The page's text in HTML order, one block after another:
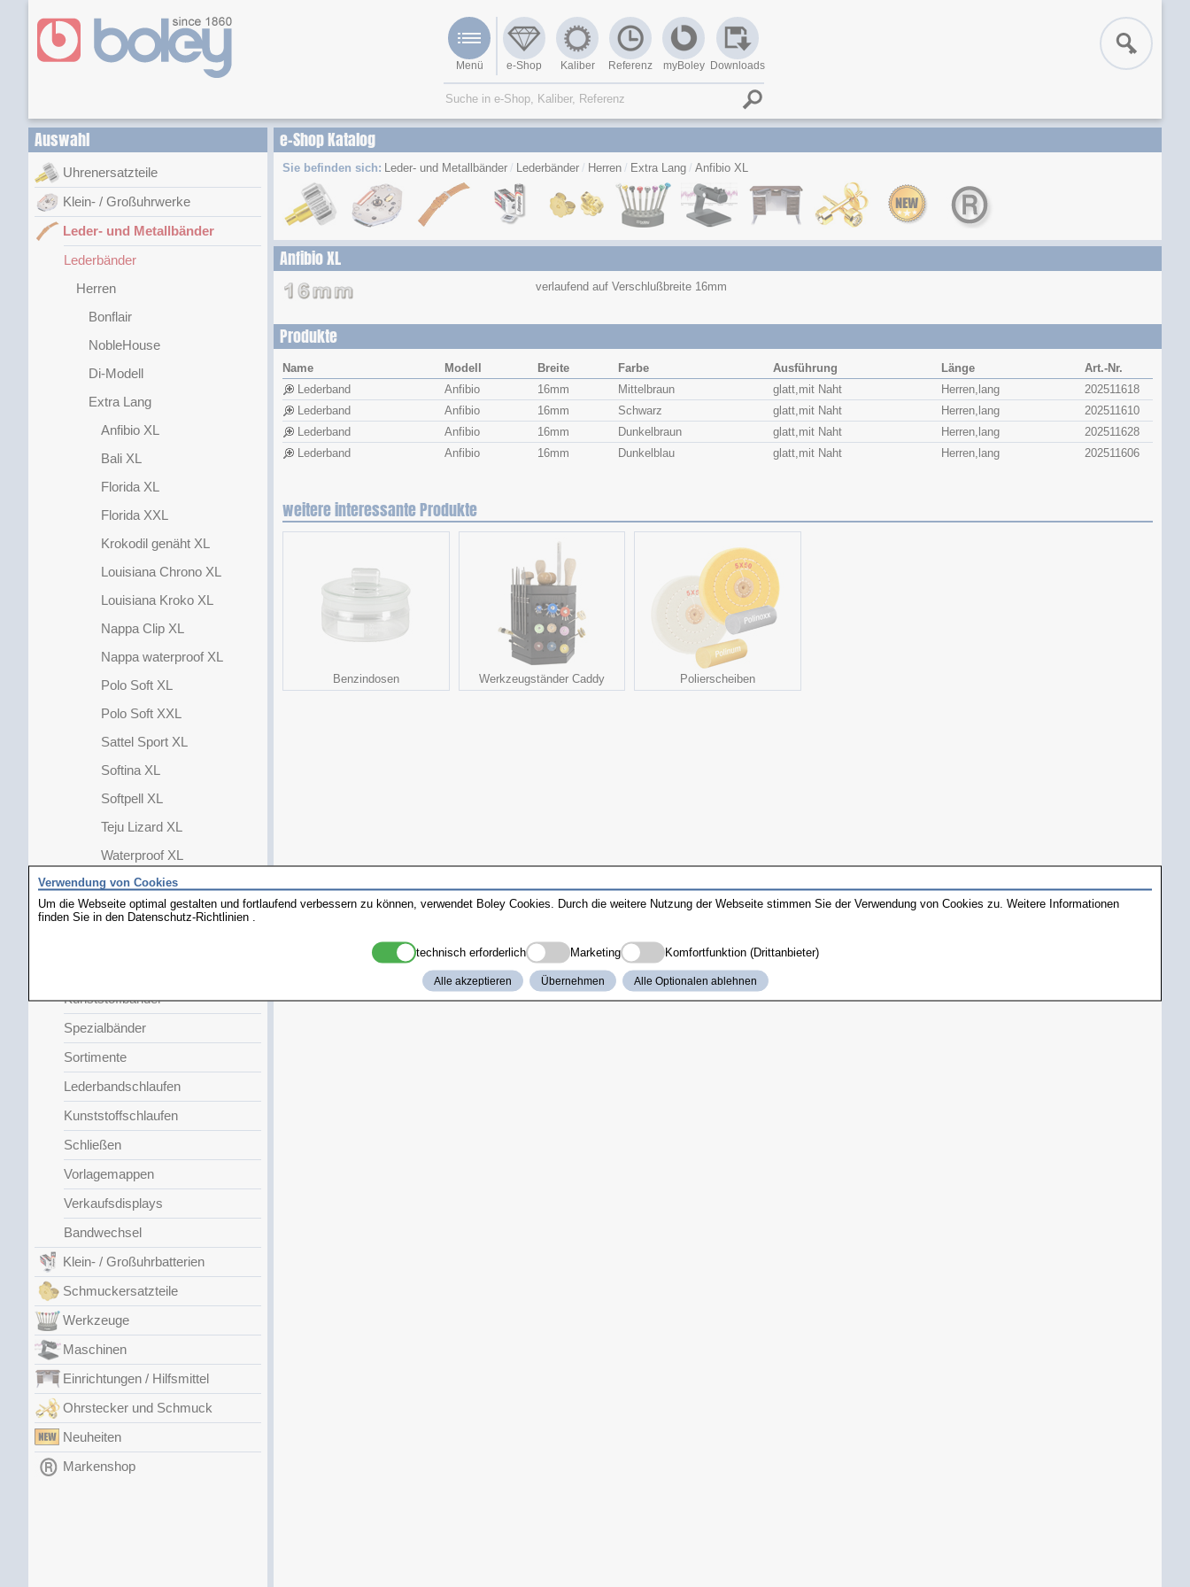
Menü e-Shop Kaliber Referenz myBoley Downloads
Auswahl
Uhrenersatzteile
Klein- / Großuhrwerke
Leder- und Metallbänder
Lederbänder
Herren
Bonflair
NobleHouse
Di-Modell
Extra Lang
Anfibio XL
Bali XL
Florida XL
Florida XXL
Krokodil genäht XL
Louisiana Chrono XL
Louisiana Kroko XL
Nappa Clip XL
Nappa waterproof XL
Polo Soft XL
Polo Soft XXL
Sattel Sport XL
Softina XL
Softpell XL
Teju Lizard XL
Waterproof XL
Faltschließe
Damen
Kunststoffbänder
Spezialbänder
Sortimente
Lederbandschlaufen
Kunststoffschlaufen
Schließen
Vorlagemappen
Verkaufsdisplays
Bandwechsel
Klein- / Großuhrbatterien
Schmuckersatzteile
Werkzeuge
Maschinen
Einrichtungen / Hilfsmittel
Ohrstecker und Schmuck
Neuheiten
Markenshop
e-Shop Katalog
Sie befinden sich: Leder- und Metallbänder Lederbänder Herren Extra Lang Anfibio XL
Anfibio XL
verlaufend auf Verschlußbreite 16mm
Produkte
Name Modell Breite Farbe Ausführung Länge
Art.-Nr.
Lederband
Anfibio 16mm Mittelbraun glatt,mit Naht Herren,lang
202511618
Lederband
Anfibio 16mm Schwarz glatt,mit Naht Herren,lang
202511610
Lederband
Anfibio 16mm Dunkelbraun glatt,mit Naht Herren,lang
202511628
Lederband
Anfibio 16mm Dunkelblau glatt,mit Naht Herren,lang 202511606
weitere interessante Produkte
Benzindosen Werkzeugständer Caddy Polierscheiben
Verwendung von Cookies
Um die Webseite optimal gestalten und fortlaufend verbessern zu können, verwendet Boley Cookies. Durch die weitere Nutzung der Webseite stimmen Sie der Verwendung von Cookies zu. Weitere Informationen
finden Sie in den Datenschutz-Richtlinien
technisch erforderlich Marketing Komfortfunktion (Drittanbieter)
Alle akzeptieren Übernehmen Alle Optionalen ablehnen